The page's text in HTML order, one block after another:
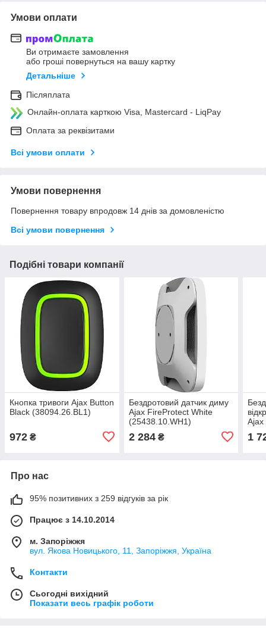
Умови оплати
Ви отримаєте замовлення
або гроші повернуться на вашу картку
Детальніше
Післяплата
Онлайн-оплата карткою Visa, Mastercard - LiqPay
Оплата за реквізитами
Всі умови оплати
Умови повернення
Повернення товару впродовж 14 днів за домовленістю
Всі умови повернення
Подібні товари компанії
Кнопка тривоги Ajax Button
Black (38094.26.BL1)
972 ₴
Бездротовий датчик диму
Ajax FireProtect White
(25438.10.WH1)
2 284₴
Ajax
1
Про нас
95% позитивних з 259 відгуків за рік
Працює з 14.10.2014
м. Запоріжжя
вул. Якова Новицького, 11, Запоріжжя, Україна
Контакти
Сьогодні вихідний
Показати весь графік роботи